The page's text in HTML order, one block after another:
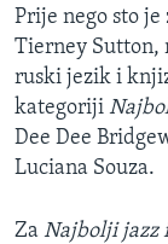
Prije nego sto
Tierney Sutton,
ruski jezik i
kategoriji
Dee Dee
Luciana Souza.
Za Najbolji jazz